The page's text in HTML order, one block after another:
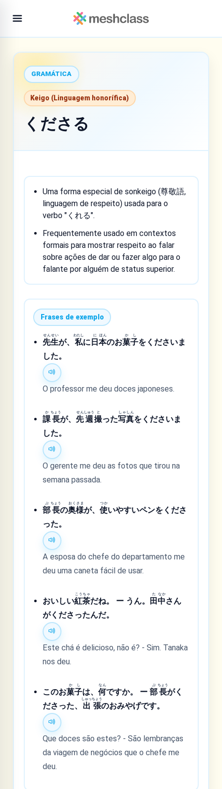
GRAMÁTICA
Keigo (Linguagem honorífica)
くださる
Uma forma especial de sonkeigo (尊敬語,
linguagem de respeito) usada para o
verbo "くれる".
Frequentemente usado em contextos
formais para mostrar respeito ao falar
sobre ações de dar ou fazer algo para o
falante por alguém de status superior.
Frases de exemplo
先
せん
生
せい
が、 私
わたし
に 日
に
本
ほん
のお菓
か
子
し
をくださいま
した。
O professor me deu doces japoneses.
課
か
長
ちょう
が、 先
せん
週
しゅう
撮
と
った写
しゃ
真
しん
をくださいま
した。
O gerente me deu as fotos que tirou na
semana passada.
部
ぶ
長
ちょう
の奥
おく
様
さま
が、使
つか
いやすいペンをくださ
った。
A esposa do chefe do departamento me
deu uma caneta fácil de usar.
おいしい紅
こう
茶
ちゃ
だね。 ー うん。 田
た
中
なか
さん
がくださったんだ。
Este chá é delicioso, não é? - Sim. Tanaka
nos deu.
このお菓
か
子
し
は、何
なん
ですか。 ー部
ぶ
長
ちょう
がく
ださった、 出
しゅっ
張
ちょう
のおみやげです。
Que doces são estes? - São lembranças
da viagem de negócios que o chefe me
deu.